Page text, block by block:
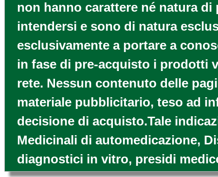
non hanno carattere né natura
intendersi e sono di natura
esclusivamente a portare a
in fase di pre-acquisto i prodotti
rete. Nessun contenuto delle
materiale pubblicitario, teso ad
decisione di acquisto.Tale
Medicinali di automedicazione,
diagnostici in vitro, presidi